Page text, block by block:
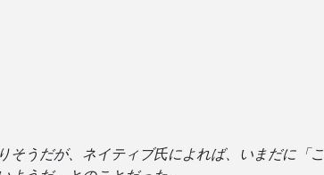
そうだが、ネイティブ氏によれば、いまだに「こ